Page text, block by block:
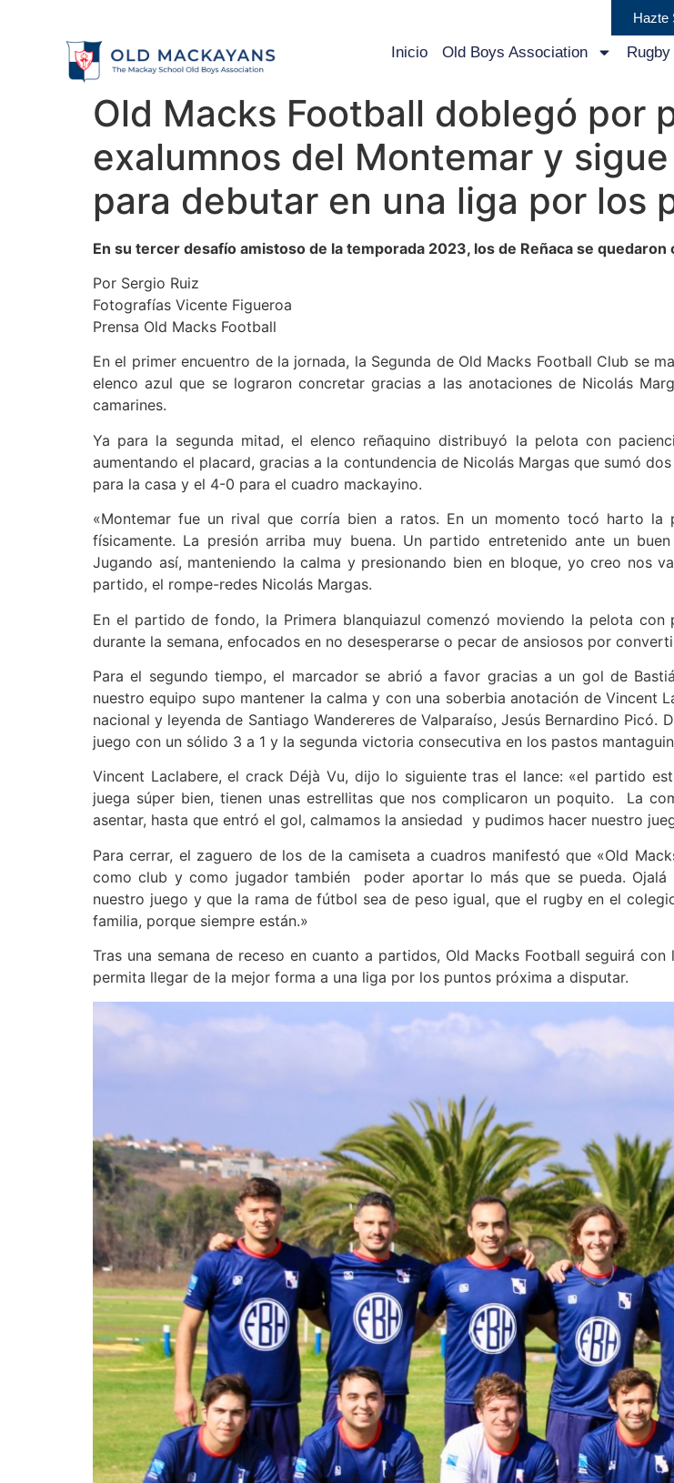
Hazte
Inicio Old Boys Association Rugby
Old Macks Football doblegó por
exalumnos del Montemar y
para debutar en una liga por los
En su tercer desafío amistoso de la temporada 2023, los de Reñaca se
Por Sergio Ruiz
Fotografías Vicente Figueroa
Prensa Old Macks Football
En el primer encuentro de la jornada, la Segunda de Old Macks Football Club se
elenco azul que se lograron concretar gracias a las anotaciones de Nicolás
camarines.
Ya para la segunda mitad, el elenco reñaquino distribuyó la pelota con
aumentando el placard, gracias a la contundencia de Nicolás Margas que sumó
para la casa y el 4-0 para el cuadro mackayino.
«Montemar fue un rival que corría bien a ratos. En un momento tocó harto
físicamente. La presión arriba muy buena. Un partido entretenido ante un
Jugando así, manteniendo la calma y presionando bien en bloque, yo creo nos
partido, el rompe-redes Nicolás Margas.
En el partido de fondo, la Primera blanquiazul comenzó moviendo la pelota
durante la semana, enfocados en no desesperarse o pecar de ansiosos por
Para el segundo tiempo, el marcador se abrió a favor gracias a un gol de
nuestro equipo supo mantener la calma y con una soberbia anotación de
nacional y leyenda de Santiago Wandereres de Valparaíso, Jesús Bernardino
juego con un sólido 3 a 1 y la segunda victoria consecutiva en los pastos
Vincent Laclabere, el crack Déjà Vu, dijo lo siguiente tras el lance: «el partido
juega súper bien, tienen unas estrellitas que nos complicaron un poquito. La
asentar, hasta que entró el gol, calmamos la ansiedad y pudimos hacer nuestro
Para cerrar, el zaguero de los de la camiseta a cuadros manifestó que «Old
como club y como jugador también poder aportar lo más que se pueda.
nuestro juego y que la rama de fútbol sea de peso igual, que el rugby en el
familia, porque siempre están.»
Tras una semana de receso en cuanto a partidos, Old Macks Football seguirá
permita llegar de la mejor forma a una liga por los puntos próxima a disputar.